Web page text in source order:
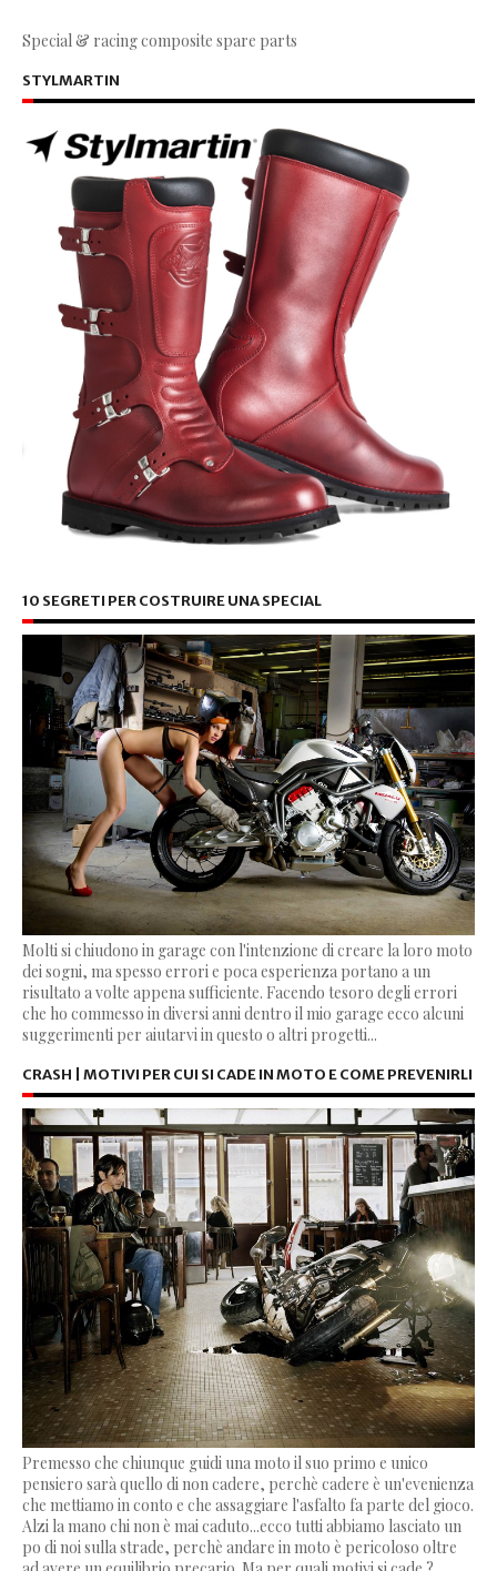
Special & racing composite spare parts
STYLMARTIN
10 SEGRETI PER COSTRUIRE UNA SPECIAL
Molti si chiudono in garage con l'intenzione di creare la loro moto
dei sogni, ma spesso errori e poca esperienza portano a un
risultato a volte appena sufficiente. Facendo tesoro degli errori
che ho commesso in diversi anni dentro il mio garage ecco alcuni
suggerimenti per aiutarvi in questo o altri progetti...
CRASH | MOTIVI PER CUI SI CADE IN MOTO E COME PREVENIRLI
Premesso che chiunque guidi una moto il suo primo e unico
pensiero sarà quello di non cadere, perchè cadere è un'evenienza
che mettiamo in conto e che assaggiare l'asfalto fa parte del gioco.
Alzi la mano chi non è mai caduto...ecco tutti abbiamo lasciato un
po di noi sulla strade, perchè andare in moto è pericoloso oltre